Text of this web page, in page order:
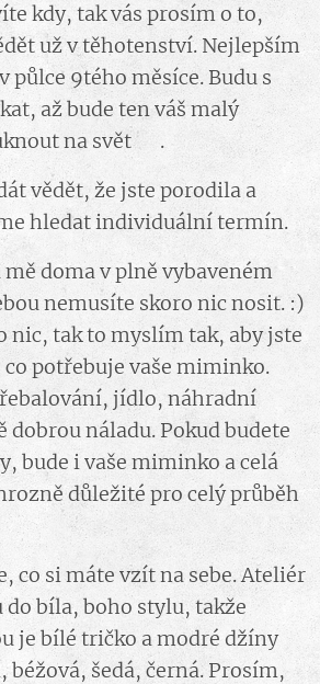
kdy, tak vás prosím o to,
už v těhotenství. Nejlepším
půlce 9tého měsíce. Budu s
až bude ten váš malý
na svět 🥰.
vědět, že jste porodila a
hledat individuální termín.
doma v plně vybaveném
nemusíte skoro nic nosit. :)
nic, tak to myslím tak, aby jste
potřebuje vaše miminko.
jídlo, náhradní
dobrou náladu. Pokud budete
bude i vaše miminko a celá
důležité pro celý průběh
co si máte vzít na sebe. Ateliér
bíla, boho stylu, takže
je bílé tričko a modré džíny ☺️
šedá, černá. Prosím,